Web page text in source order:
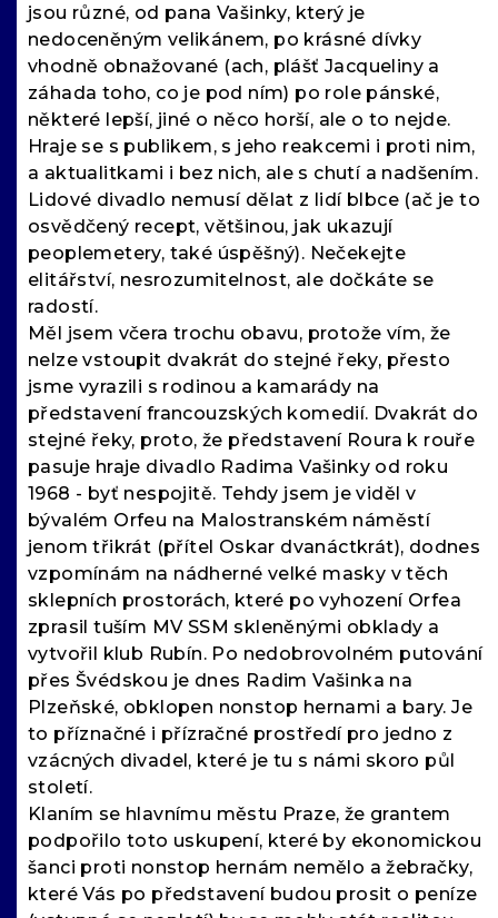
jsou různé, od pana Vašinky, který je
nedoceněným velikánem, po krásné dívky
vhodně obnažované (ach, plášť Jacqueliny a
záhada toho, co je pod ním) po role pánské,
některé lepší, jiné o něco horší, ale o to nejde.
Hraje se s publikem, s jeho reakcemi i proti nim,
a aktualitkami i bez nich, ale s chutí a nadšením.
Lidové divadlo nemusí dělat z lidí blbce (ač je to
osvědčený recept, většinou, jak ukazují
peoplemetery, také úspěšný). Nečekejte
elitářství, nesrozumitelnost, ale dočkáte se
radostí.
Měl jsem včera trochu obavu, protože vím, že
nelze vstoupit dvakrát do stejné řeky, přesto
jsme vyrazili s rodinou a kamarády na
představení francouzských komedií. Dvakrát do
stejné řeky, proto, že představení Roura k rouře
pasuje hraje divadlo Radima Vašinky od roku
1968 - byť nespojitě. Tehdy jsem je viděl v
bývalém Orfeu na Malostranském náměstí
jenom třikrát (přítel Oskar dvanáctkrát), dodnes
vzpomínám na nádherné velké masky v těch
sklepních prostorách, které po vyhození Orfea
zprasil tuším MV SSM skleněnými obklady a
vytvořil klub Rubín. Po nedobrovolném putování
přes Švédskou je dnes Radim Vašinka na
Plzeňské, obklopen nonstop hernami a bary. Je
to příznačné i přízračné prostředí pro jedno z
vzácných divadel, které je tu s námi skoro půl
století.
Klaním se hlavnímu městu Praze, že grantem
podpořilo toto uskupení, které by ekonomickou
šanci proti nonstop hernám nemělo a žebračky,
které Vás po představení budou prosit o peníze